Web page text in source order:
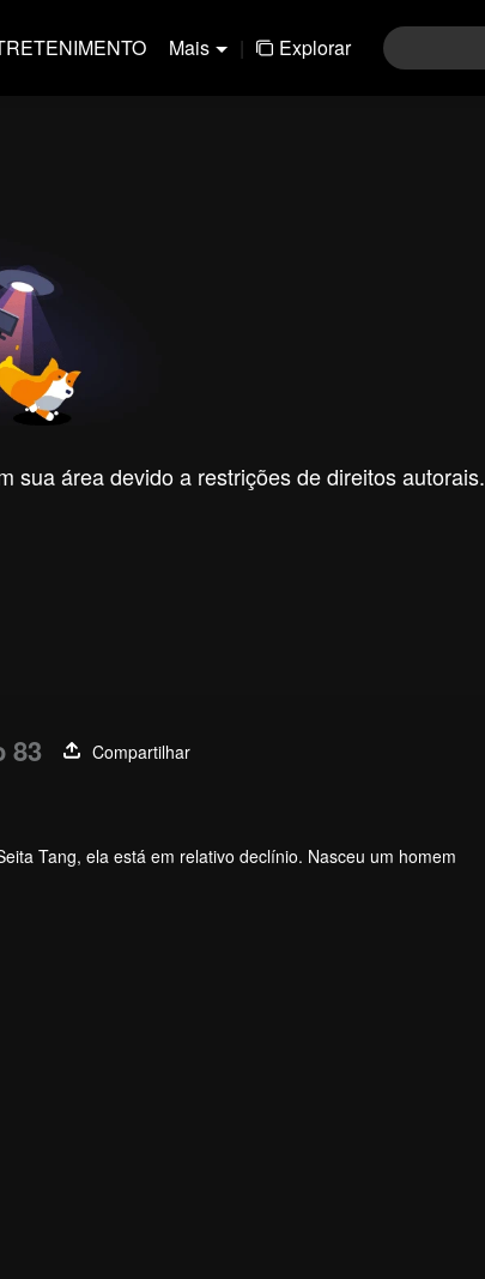
Mais | Explorar
sua área devido a restrições de direitos autorais.
83
Compartilhar
Tang, ela está em relativo declínio. Nasceu um homem
Tang e trazê-la de volta à glória?